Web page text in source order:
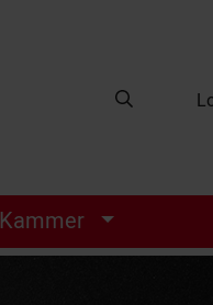
Suche
Suche
Kammer